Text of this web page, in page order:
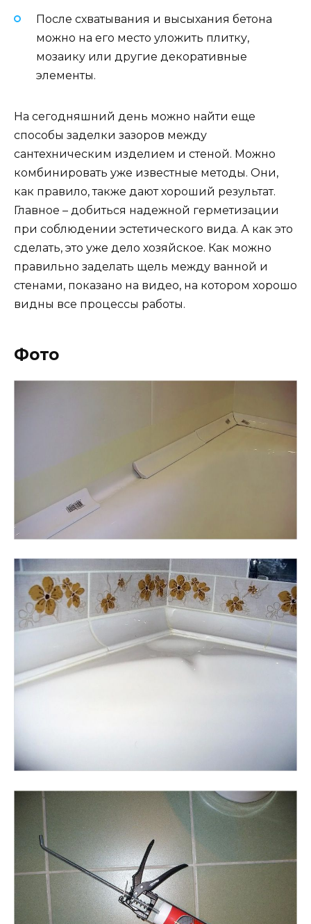
После схватывания и высыхания бетона
можно на его место уложить плитку,
мозаику или другие декоративные
элементы.
На сегодняшний день можно найти еще
способы заделки зазоров между
сантехническим изделием и стеной. Можно
комбинировать уже известные методы. Они,
как правило, также дают хороший результат.
Главное – добиться надежной герметизации
при соблюдении эстетического вида. А как это
сделать, это уже дело хозяйское. Как можно
правильно заделать щель между ванной и
стенами, показано на видео, на котором хорошо
видны все процессы работы.
Фото